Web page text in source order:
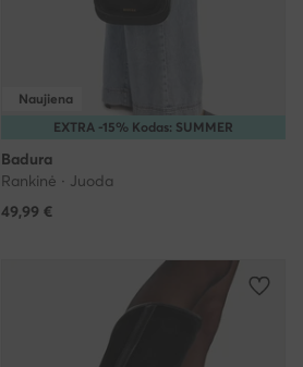
EXTRA -15% Kodas: SUMMER
Naujiena
Badura
Rankinė · Juoda
49,99 €